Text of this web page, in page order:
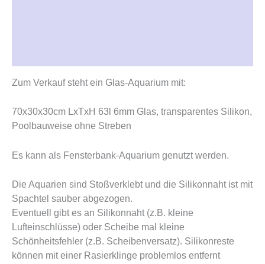
Zum Verkauf steht ein Glas-Aquarium mit:
70x30x30cm LxTxH 63l 6mm Glas, transparentes Silikon,
Poolbauweise ohne Streben
Es kann als Fensterbank-Aquarium genutzt werden.
Die Aquarien sind Stoßverklebt und die Silikonnaht ist mit
Spachtel sauber abgezogen.
Eventuell gibt es an Silikonnaht (z.B. kleine
Lufteinschlüsse) oder Scheibe mal kleine
Schönheitsfehler (z.B. Scheibenversatz). Silikonreste
können mit einer Rasierklinge problemlos entfernt